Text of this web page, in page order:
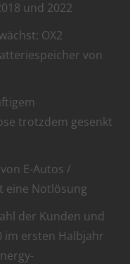
und 2022
OX2
von
trotzdem gesenkt
E-Autos /
eine Notlösung
der Kunden und
im ersten Halbjahr